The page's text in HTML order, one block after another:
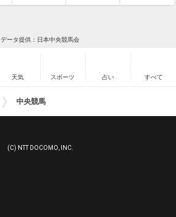
データ提供：日本中央競馬会
天気 スポーツ 占い すべて
中央競馬
(C) NTT DOCOMO, INC.